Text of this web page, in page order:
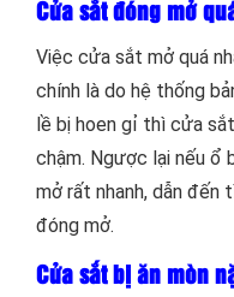
Cửa sắt đóng mở
Việc cửa sắt mở quá
chính là do hệ thống
lề bị hoen gỉ thì cửa
chậm. Ngược lại nếu ổ
mở rất nhanh, dẫn đến
đóng mở.
Cửa sắt bị ăn mòn